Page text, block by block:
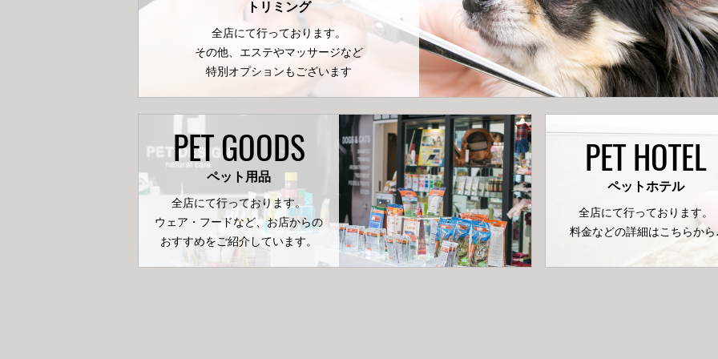
トリミング
全店にて行っております。
その他、エステやマッサージなど
特別オプションもございます
PET GOODS
ペット用品
全店にて行っております。
ウェア・フードなど、お店からの
おすすめをご紹介しています。
PET HOTEL
ペットホテル
全店にて行っております。
料金などの詳細はこちらから